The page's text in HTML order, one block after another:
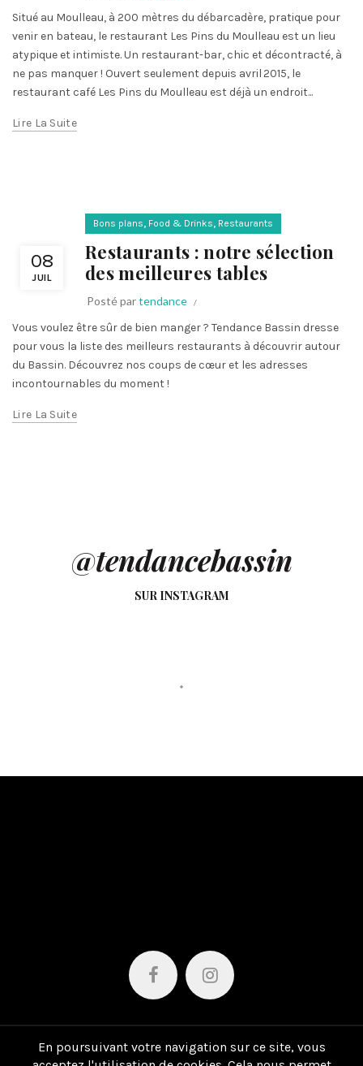
Situé au Moulleau, à 200 mètres du débarcadère, pratique pour
venir en bateau, le restaurant Les Pins du Moulleau est un lieu
atypique et intimiste. Un restaurant-bar, chic et décontracté, à
ne pas manquer ! Ouvert seulement depuis avril 2015, le
restaurant café Les Pins du Moulleau est déjà un endroit...
Lire La Suite
08
JUIL
Bons plans, Food & Drinks, Restaurants
Restaurants : notre sélection
des meilleures tables
Posté partendance
Vous voulez être sûr de bien manger ? Tendance Bassin dresse
pour vous la liste des meilleurs restaurants à découvrir autour
du Bassin. Découvrez nos coups de cœur et les adresses
incontournables du moment !
Lire La Suite
@tendancebassin
SUR INSTAGRAM
En poursuivant votre navigation sur ce site, vous